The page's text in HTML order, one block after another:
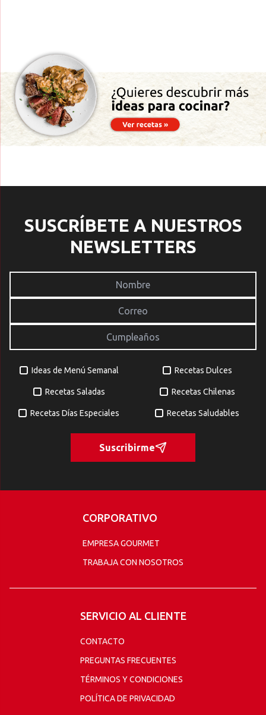
SUSCRÍBETE A NUESTROS
NEWSLETTERS
Ideas de Menú Semanal Recetas Dulces
Recetas Saladas Recetas Chilenas
Recetas Días Especiales Recetas Saludables
Suscribirme
CORPORATIVO
EMPRESA GOURMET
TRABAJA CON NOSOTROS
SERVICIO AL CLIENTE
CONTACTO
PREGUNTAS FRECUENTES
TÉRMINOS Y CONDICIONES
POLÍTICA DE PRIVACIDAD